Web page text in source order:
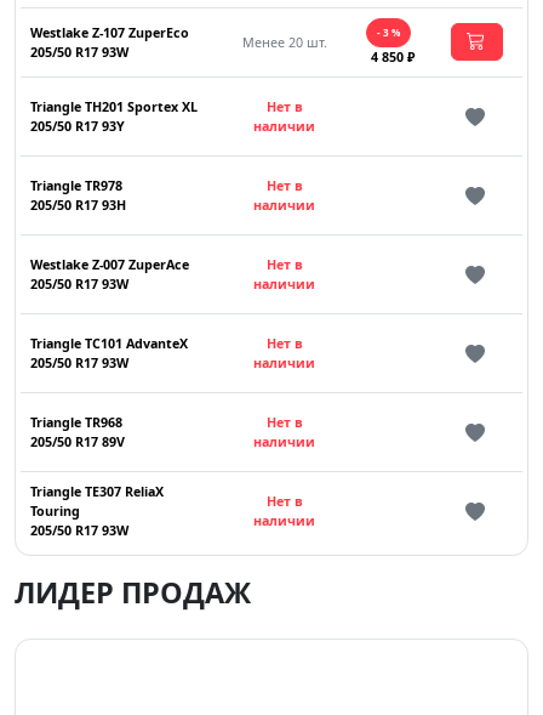
Westlake Z-107 ZuperEco
205/50 R17 93W
Менее 20 шт.
- 3 %
4 850 ₽
Triangle TH201 Sportex XL
205/50 R17 93Y
Нет в
наличии
Triangle TR978
205/50 R17 93H
Нет в
наличии
Westlake Z-007 ZuperAce
205/50 R17 93W
Нет в
наличии
Triangle TC101 AdvanteX
205/50 R17 93W
Нет в
наличии
Triangle TR968
205/50 R17 89V
Нет в
наличии
Triangle TE307 ReliaX
Touring
205/50 R17 93W
Нет в
наличии
ЛИДЕР ПРОДАЖ